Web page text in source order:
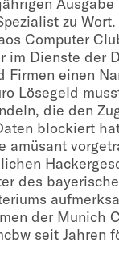
Ausgabe
zu
Computer
im Dienste der
Firmen einen
Lösegeld
die den
blockiert
amüsant
des
der Munich
seit Jahren